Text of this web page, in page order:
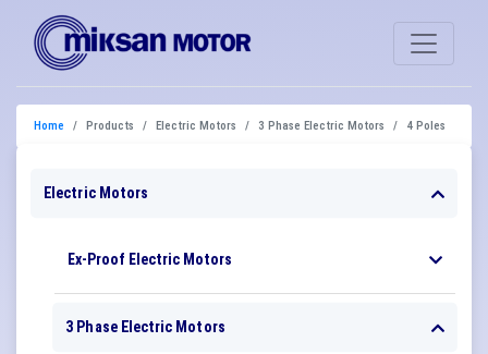
Home Products Electric Motors 3 Phase Electric Motors 4 Poles
Electric Motors
Ex-Proof Electric Motors
3 Phase Electric Motors